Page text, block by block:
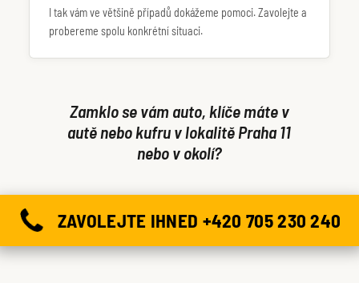
I tak vám ve většině případů dokážeme pomoci. Zavolejte a
probereme spolu konkrétní situaci.
Zamklo se vám auto, klíče máte v
autě nebo kufru v lokalitě Praha 11
nebo v okolí?
ZAVOLEJTE IHNED +420 705 230 240